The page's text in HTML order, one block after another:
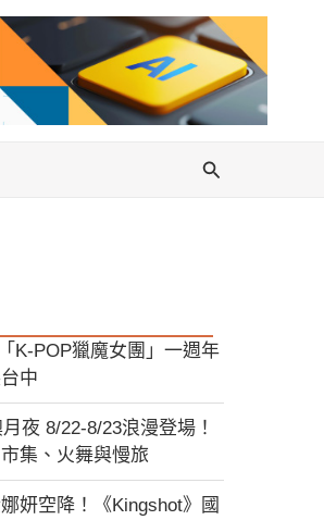
搜
K-POP獵魔女團」一週年
中
夜 8/22-8/23浪漫登場！
集、火舞與慢旅
妍空降！《Kingshot》國